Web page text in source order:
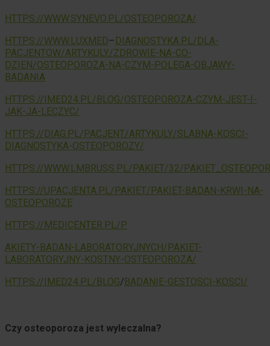
HTTPS://WWW.SYNEVO.PL/OSTEOPOROZA/
HTTPS://WWW.LUXMED– DIAGNOSTYKA.PL/DLA-
PACJENTOW/ARTYKULY/ZDROWIE-NA-CO-
DZIEN/OSTEOPOROZA-NA-CZYM-POLEGA-OBJAWY-
BADANIA
HTTPS://IMED24.PL/BLOG/OSTEOPOROZA-CZYM-JEST-I-
JAK-JA-LECZYC/
HTTPS://DIAG.PL/PACJENT/ARTYKULY/SLABNA-KOSCI-
DIAGNOSTYKA-OSTEOPOROZY/
HTTPS://WWW.LMBRUSS.PL/PAKIET/32/
HTTPS://UPACJENTA.PL/PAKIET/PAKIET-BADAN-KRWI-NA-
OSTEOPOROZE
HTTPS://MEDICENTER.PL/P
AKIETY-BADAN-LABORATORYJNYCH/PAKIET-
LABORATORYJNY-KOSTNY-OSTEOPOROZA/
HTTPS://IMED24.PL/BLOG/BADANIE-GESTOSCI-KOSCI/
Czy osteoporoza jest wyleczalna?